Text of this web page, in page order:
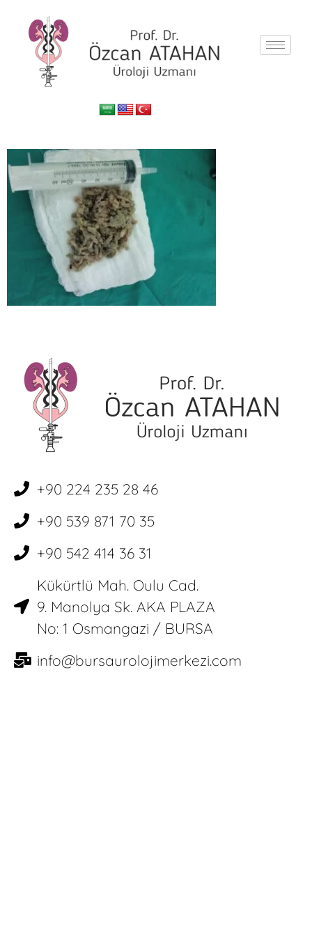
+90 224 235 28 46
+90 539 871 70 35
+90 542 414 36 31
Kükürtlü Mah. Oulu Cad.
9. Manolya Sk. AKA PLAZA
No: 1 Osmangazi / BURSA
info@bursaurolojimerkezi.com